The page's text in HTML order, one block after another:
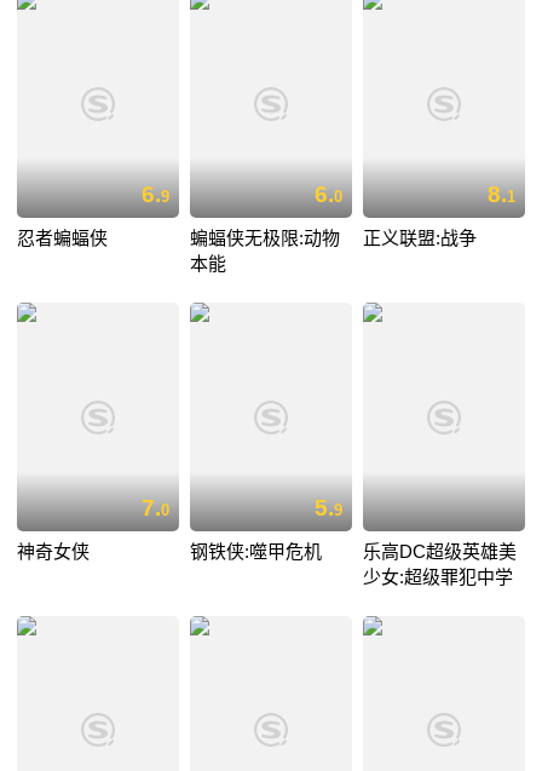
6.9
忍者蝙蝠侠
6.0
蝙蝠侠无极限:动物
本能
8.1
正义联盟:战争
7.0
神奇女侠
5.9
钢铁侠:噬甲危机
乐高DC超级英雄美
少女:超级罪犯中学